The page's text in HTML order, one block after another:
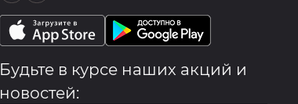
Будьте в курсе наших акций и
новостей: